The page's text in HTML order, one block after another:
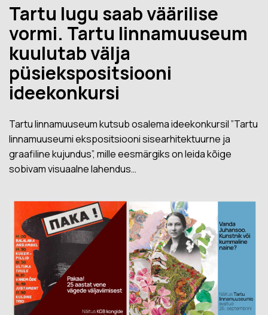
Tartu lugu saab väärilise
vormi. Tartu linnamuuseum
kuulutab välja
püsiekspositsiooni
ideekonkursi
Tartu linnamuuseum kutsub osalema ideekonkursil ”Tartu
linnamuuseumi ekspositsiooni sisearhitektuurne ja
graafiline kujundus”, mille eesmärgiks on leida kõige
sobivam visuaalne lahendus…